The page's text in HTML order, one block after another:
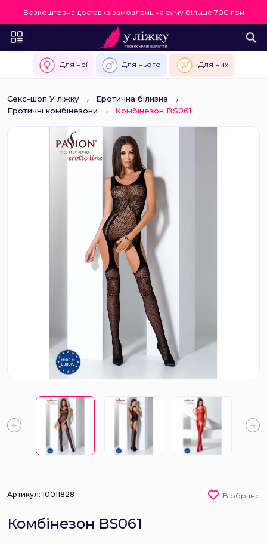
Безкоштовна доставка замовлень на суму більше 700 грн
Для неї Для нього Для них
Секс-шоп У ліжку
Еротична білизна
Еротичні комбінезони
Комбінезон BS061
Артикул: 10011828 В обране
Комбінезон BS061